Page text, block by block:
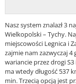
Nasz system znalazł 3
Wielkopolski – Tychy.
miejscowości Legnica i
zajmie nam zazwyczaj
wariancie przez drogi S3
ma wtedy długość 537
min. Trzecią opcją jest